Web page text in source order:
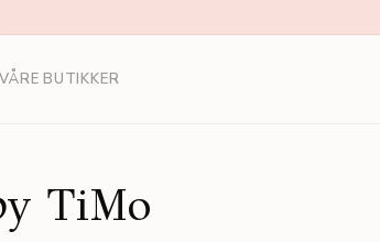
VÅRE BUTIKKER
TiMo